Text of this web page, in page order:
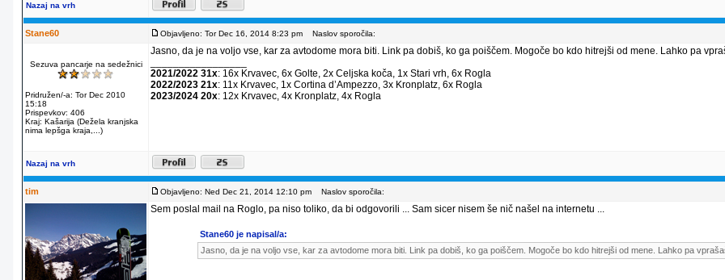
Nazaj na vrh
Stane60 Objavljeno: Tor Dec 16, 2014 8:23 pm Naslov sporočila:
Sezuva pancarje na sedežnici
Pridružen/-a: Tor Dec 2010
15:18
Prispevkov: 406
Kraj: Kašarija (Dežela kranjska
nima lepšga kraja,...)
Jasno, da je na voljo vse, kar za avtodome mora biti. Link pa dobiš, ko ga poiščem. Mogoče bo kdo hitrejši od mene. Lahko pa
2021/2022 31x: 16x Krvavec, 6x Golte, 2x Celjska koča, 1x Stari vrh, 6x Rogla
2022/2023 21x: 11x Krvavec, 1x Cortina dʼAmpezzo, 3x Kronplatz, 6x Rogla
2023/2024 20x: 12x Krvavec, 4x Kronplatz, 4x Rogla
Nazaj na vrh
tim Objavljeno: Ned Dec 21, 2014 12:10 pm Naslov sporočila:
Sem poslal mail na Roglo, pa niso toliko, da bi odgovorili ... Sam sicer nisem še nič našel na internetu ...
Stane60 je napisal/a:
Jasno, da je na voljo vse, kar za avtodome mora biti. Link pa dobiš, ko ga poiščem. Mogoče bo kdo hitrejši od mene. Lahko pa